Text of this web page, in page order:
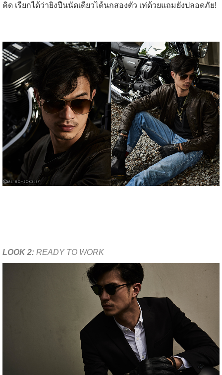
คิด เรียกได้ว่ายิงปืนนัดเดียวได้นกสองตัว เท่ด้วยแถมยังปลอดภัย!
LOOK 2: READY TO WORK